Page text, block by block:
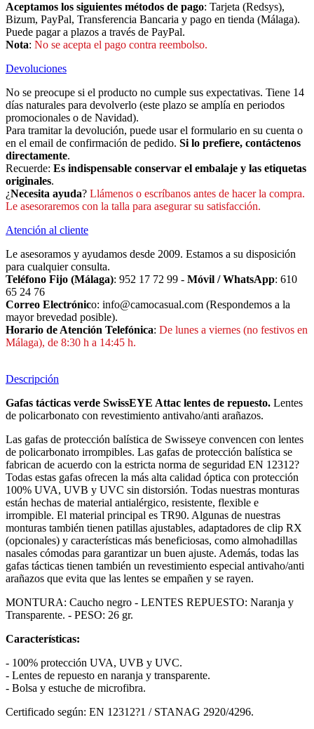
Aceptamos los siguientes métodos de pago: Tarjeta (Redsys),
Bizum, PayPal, Transferencia Bancaria y pago en tienda (Málaga).
Puede pagar a plazos a través de PayPal.
Nota: No se acepta el pago contra reembolso.
Devoluciones
No se preocupe si el producto no cumple sus expectativas. Tiene 14
días naturales para devolverlo (este plazo se amplía en periodos
promocionales o de Navidad).
Para tramitar la devolución, puede usar el formulario en su cuenta o
en el email de confirmación de pedido. Si lo prefiere, contáctenos
directamente.
Recuerde: Es indispensable conservar el embalaje y las etiquetas
originales.
¿Necesita ayuda? Llámenos o escríbanos antes de hacer la compra.
Le asesoraremos con la talla para asegurar su satisfacción.
Atención al cliente
Le asesoramos y ayudamos desde 2009. Estamos a su disposición
para cualquier consulta.
Teléfono Fijo (Málaga): 952 17 72 99 - Móvil / WhatsApp: 610
65 24 76
Correo Electrónico: info@camocasual.com (Respondemos a la
mayor brevedad posible).
Horario de Atención Telefónica: De lunes a viernes (no festivos en
Málaga), de 8:30 h a 14:45 h.
Descripción
Gafas tácticas verde SwissEYE Attac lentes de repuesto. Lentes
de policarbonato con revestimiento antivaho/anti arañazos.
Las gafas de protección balística de Swisseye convencen con lentes
de policarbonato irrompibles. Las gafas de protección balística se
fabrican de acuerdo con la estricta norma de seguridad EN 12312?
Todas estas gafas ofrecen la más alta calidad óptica con protección
100% UVA, UVB y UVC sin distorsión. Todas nuestras monturas
están hechas de material antialérgico, resistente, flexible e
irrompible. El material principal es TR90. Algunas de nuestras
monturas también tienen patillas ajustables, adaptadores de clip RX
(opcionales) y características más beneficiosas, como almohadillas
nasales cómodas para garantizar un buen ajuste. Además, todas las
gafas tácticas tienen también un revestimiento especial antivaho/anti
arañazos que evita que las lentes se empañen y se rayen.
MONTURA: Caucho negro - LENTES REPUESTO: Naranja y
Transparente. - PESO: 26 gr.
Características:
- 100% protección UVA, UVB y UVC.
- Lentes de repuesto en naranja y transparente.
- Bolsa y estuche de microfibra.
Certificado según: EN 12312?1 / STANAG 2920/4296.